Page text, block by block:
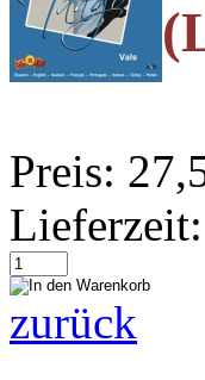
Preis:
Lieferzeit:
zurück